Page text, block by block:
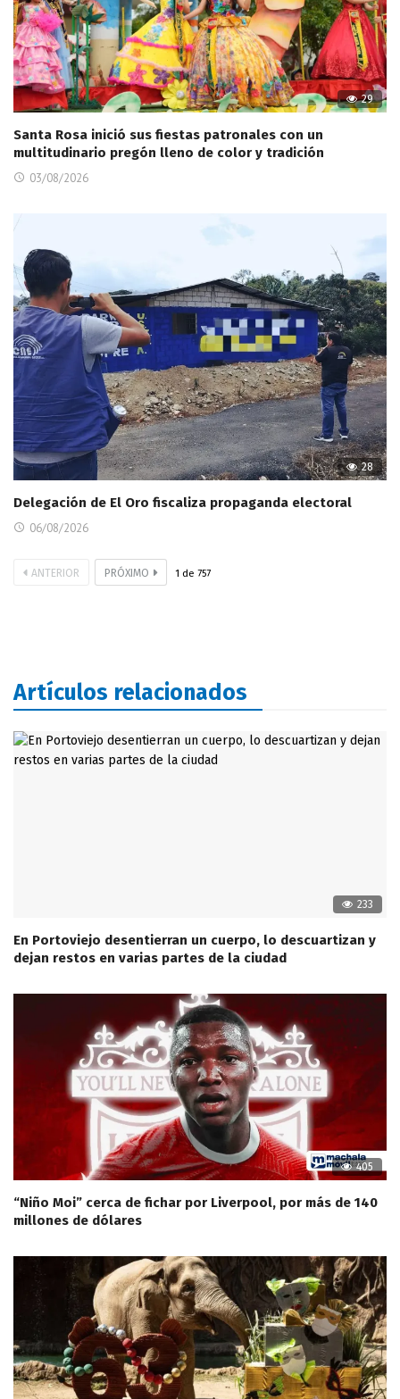
29
Santa Rosa inició sus fiestas patronales con un
multitudinario pregón lleno de color y tradición
03/08/2026
28
Delegación de El Oro fiscaliza propaganda electoral
06/08/2026
ANTERIOR PRÓXIMO 1 de 757
Artículos relacionados
233
En Portoviejo desentierran un cuerpo, lo descuartizan y
dejan restos en varias partes de la ciudad
405
“Niño Moi” cerca de fichar por Liverpool, por más de 140
millones de dólares